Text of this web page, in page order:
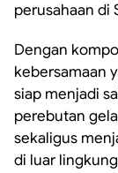
perusahaan di
Dengan
kebersamaan
siap menjadi
perebutan
sekaligus
di luar